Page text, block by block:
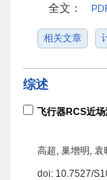
全文：
相关文章
综述
飞行器RCS近
高超, 巢增明, 袁
doi: 10.7527/